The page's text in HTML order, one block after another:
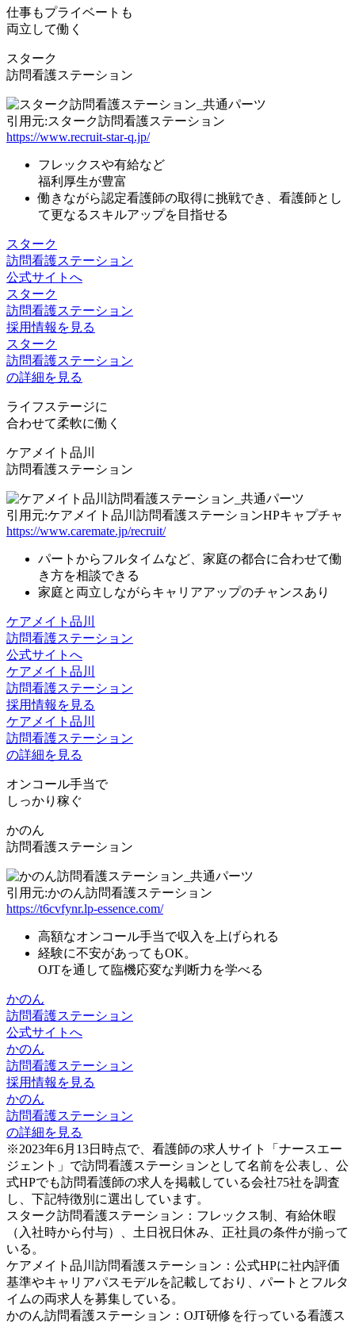
仕事もプライベートも
両立して働く
スターク
訪問看護ステーション
引用元:スターク訪問看護ステーション
https://www.recruit-star-q.jp/
フレックスや有給など
福利厚生が豊富
働きながら認定看護師の取得に挑戦でき、看護師とし
て更なるスキルアップを目指せる
スターク
訪問看護ステーション
公式サイトへ
スターク
訪問看護ステーション
採用情報を見る
スターク
訪問看護ステーション
の詳細を見る
ライフステージに
合わせて柔軟に働く
ケアメイト品川
訪問看護ステーション
引用元:ケアメイト品川訪問看護ステーションHPキャプチャ
https://www.caremate.jp/recruit/
パートからフルタイムなど、家庭の都合に合わせて働
き方を相談できる
家庭と両立しながらキャリアアップのチャンスあり
ケアメイト品川
訪問看護ステーション
公式サイトへ
ケアメイト品川
訪問看護ステーション
採用情報を見る
ケアメイト品川
訪問看護ステーション
の詳細を見る
オンコール手当で
しっかり稼ぐ
かのん
訪問看護ステーション
引用元:かのん訪問看護ステーション
https://t6cvfynr.lp-essence.com/
高額なオンコール手当で収入を上げられる
経験に不安があってもOK。
OJTを通して臨機応変な判断力を学べる
かのん
訪問看護ステーション
公式サイトへ
かのん
訪問看護ステーション
採用情報を見る
かのん
訪問看護ステーション
の詳細を見る
※2023年6月13日時点で、看護師の求人サイト「ナースエー
ジェント」で訪問看護ステーションとして名前を公表し、公
式HPでも訪問看護師の求人を掲載している会社75社を調査
し、下記特徴別に選出しています。
スターク訪問看護ステーション：フレックス制、有給休暇
（入社時から付与）、土日祝日休み、正社員の条件が揃って
いる。
ケアメイト品川訪問看護ステーション：公式HPに社内評価
基準やキャリアパスモデルを記載しており、パートとフルタ
イムの両求人を募集している。
かのん訪問看護ステーション：OJT研修を行っている看護ス